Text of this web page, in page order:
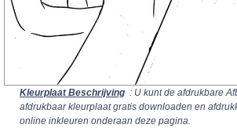
Kleurplaat Beschrijving : U kunt de afdrukbare
afdrukbaar kleurplaat gratis downloaden en
online inkleuren onderaan deze pagina.